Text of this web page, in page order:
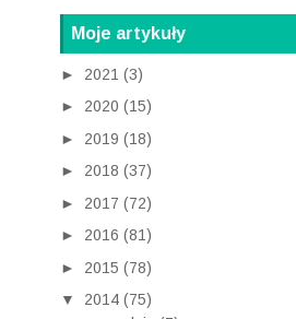
byłem w Anglii , ale
zdążyłem popełnić
konkretnego wpisu na jej temat.
skończyłe...
Moje artykuły
2021 (3)
2020 (15)
2019 (18)
2018 (37)
2017 (72)